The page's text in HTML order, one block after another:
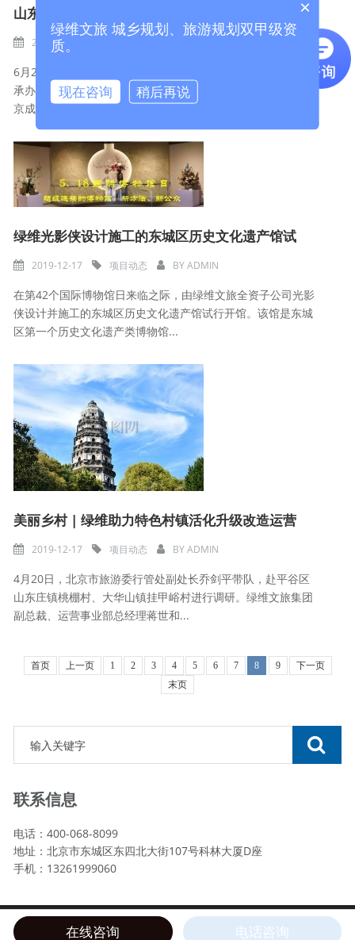
山东泗水县旅游项目招商推介会成功举办
2019-12-17
6月26日下午，由山东省泗水县人民政府主办、绿维文旅集团
承办的“中国泉乡·圣源泗水——泗水旅游项目招商推介会”在北
京成功举办。...
绿维光影侠设计施工的东城区历史文化遗产馆试
2019-12-17 项目动态 BYADMIN
在第42个国际博物馆日来临之际，由绿维文旅全资子公司光影
侠设计并施工的东城区历史文化遗产馆试行开馆。该馆是东城
区第一个历史文化遗产类博物馆...
美丽乡村 | 绿维助力特色村镇活化升级改造运营
2019-12-17 项目动态 BYADMIN
4月20日，北京市旅游委行管处副处长乔剑平带队，赴平谷区
山东庄镇桃棚村、大华山镇挂甲峪村进行调研。绿维文旅集团
副总裁、运营事业部总经理蒋世和...
首页 上一页 1 2 3 4 5 6 7 8 9
下一页
末页
联系信息
电话：400-068-8099
地址：北京市东城区东四北大街107号科林大厦D座
手机：13261999060
Copyright © 2002-2025 北京绿维文旅运营集团 版权所有
×
绿维文旅 城乡规划、旅游规划双甲级资
质。
现在咨询 稍后再说
在线咨询 电话咨询